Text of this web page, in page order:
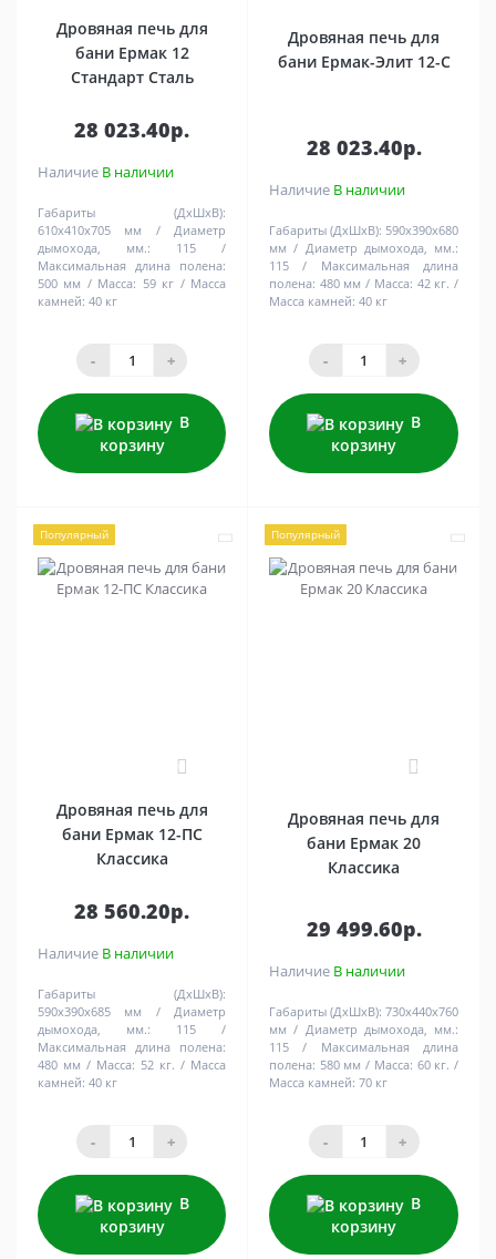
Дровяная печь для
бани Ермак 12
Стандарт Сталь
28 023.40р.
Наличие В наличии
Габариты (ДхШхВ):
610х410х705 мм
Диаметр
дымохода, мм.:
115
Максимальная длина полена:
500 мм
Масса: 59 кг
Масса
камней: 40 кг
- +
В
корзину
Дровяная печь для
бани Ермак-Элит 12-C
28 023.40р.
Наличие В наличии
Габариты (ДхШхВ): 590х390х680
мм
Диаметр дымохода, мм.:
115
Максимальная длина
полена: 480 мм Масса: 42 кг.
Масса камней: 40 кг
- +
В
корзину
Популярный
Дровяная печь для
бани Ермак 12-ПС
Классика
28 560.20р.
Наличие В наличии
Габариты (ДхШхВ):
590х390х685 мм
Диаметр
дымохода, мм.:
115
Максимальная длина полена:
480 мм
Масса: 52 кг.
Масса
камней: 40 кг
- +
В
корзину
Популярный
Дровяная печь для
бани Ермак 20
Классика
29 499.60р.
Наличие В наличии
Габариты (ДхШхВ): 730х440х760
мм
Диаметр дымохода, мм.:
115
Максимальная длина
полена: 580 мм Масса: 60 кг.
Масса камней: 70 кг
- +
В
корзину